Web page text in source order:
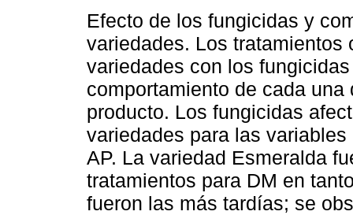
Efecto de los fungicidas y
variedades. Los
variedades con los
comportamiento de cada
producto. Los fungicidas
variedades para las
AP. La variedad Esmeralda
tratamientos para DM en
fueron las más tardías; se